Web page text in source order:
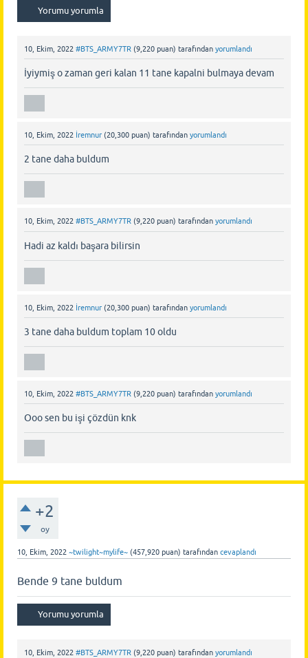
10, Ekim, 2022 #BTS_ARMY7TR (9,220 puan) tarafından yorumlandı
İyiymiş o zaman geri kalan 11 tane kapalni bulmaya devam
10, Ekim, 2022 İremnur (20,300 puan) tarafından yorumlandı
2 tane daha buldum
10, Ekim, 2022 #BTS_ARMY7TR (9,220 puan) tarafından yorumlandı
Hadi az kaldı başara bilirsin
10, Ekim, 2022 İremnur (20,300 puan) tarafından yorumlandı
3 tane daha buldum toplam 10 oldu
10, Ekim, 2022 #BTS_ARMY7TR (9,220 puan) tarafından yorumlandı
Ooo sen bu işi çözdün knk
+2
oy
10, Ekim, 2022 ~twilight~mylife~ (457,920 puan) tarafından cevaplandı
Bende 9 tane buldum
10, Ekim, 2022 #BTS_ARMY7TR (9,220 puan) tarafından yorumlandı